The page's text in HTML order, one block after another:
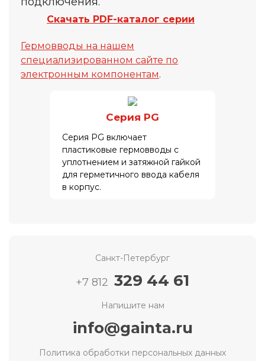
Скачать PDF-каталог серии
Гермовводы на нашем
специализированном сайте по
электронным компонентам.
Серия PG
Серия PG включает
пластиковые гермовводы с
уплотнением и затяжной гайкой
для герметичного ввода кабеля
в корпус.
Санкт-Петербург
+7 812 329 44 61
Напишите нам
info@gainta.ru
Политика обработки персональных данных